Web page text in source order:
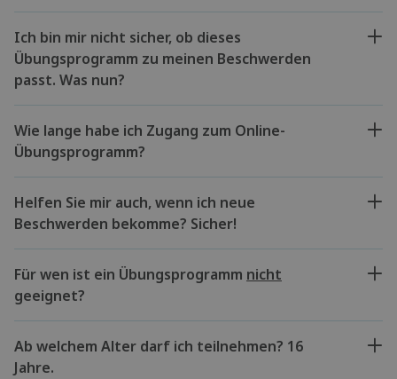
Ich bin mir nicht sicher, ob dieses
Übungsprogramm zu meinen Beschwerden
passt. Was nun?
Wie lange habe ich Zugang zum Online-
Übungsprogramm?
Helfen Sie mir auch, wenn ich neue
Beschwerden bekomme? Sicher!
Für wen ist ein Übungsprogramm nicht
geeignet?
Ab welchem Alter darf ich teilnehmen? 16
Jahre.